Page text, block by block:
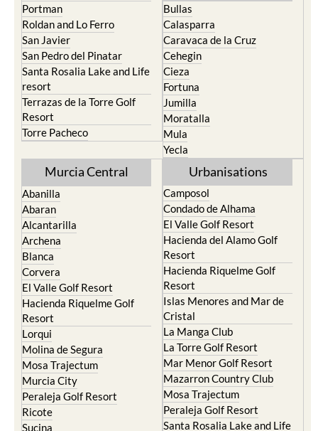
Portman
Roldan and Lo Ferro
San Javier
San Pedro del Pinatar
Santa Rosalia Lake and Life
resort
Terrazas de la Torre Golf
Resort
Torre Pacheco
Bullas
Calasparra
Caravaca de la Cruz
Cehegin
Cieza
Fortuna
Jumilla
Moratalla
Mula
Yecla
Murcia Central
Abanilla
Abaran
Alcantarilla
Archena
Blanca
Corvera
El Valle Golf Resort
Hacienda Riquelme Golf
Resort
Lorqui
Molina de Segura
Mosa Trajectum
Murcia City
Peraleja Golf Resort
Ricote
Sucina
Urbanisations
Camposol
Condado de Alhama
El Valle Golf Resort
Hacienda del Alamo Golf
Resort
Hacienda Riquelme Golf
Resort
Islas Menores and Mar de
Cristal
La Manga Club
La Torre Golf Resort
Mar Menor Golf Resort
Mazarron Country Club
Mosa Trajectum
Peraleja Golf Resort
Santa Rosalia Lake and Life